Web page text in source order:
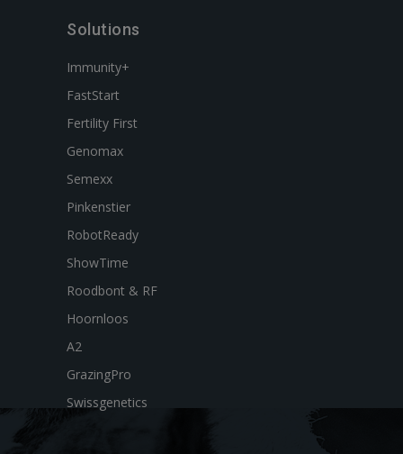
Solutions
Immunity+
FastStart
Fertility First
Genomax
Semexx
Pinkenstier
RobotReady
ShowTime
Roodbont & RF
Hoornloos
A2
GrazingPro
Swissgenetics